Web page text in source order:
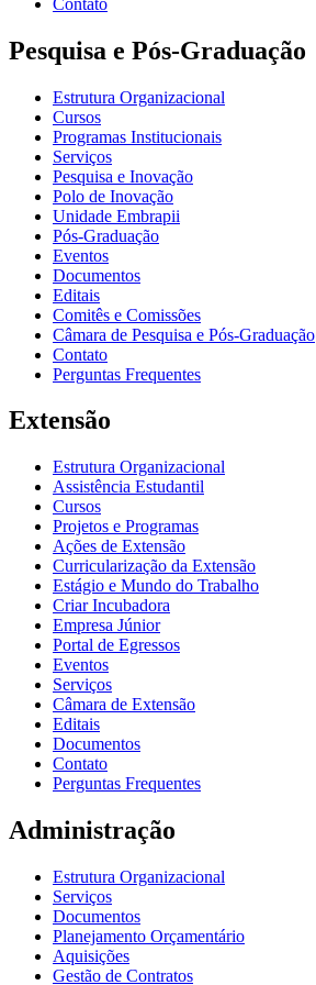
Pesquisa e Pós-Graduação
Estrutura Organizacional
Cursos
Programas Institucionais
Serviços
Pesquisa e Inovação
Polo de Inovação
Unidade Embrapii
Pós-Graduação
Eventos
Documentos
Editais
Comitês e Comissões
Câmara de Pesquisa e Pós-Graduação
Contato
Perguntas Frequentes
Extensão
Estrutura Organizacional
Assistência Estudantil
Cursos
Projetos e Programas
Ações de Extensão
Curricularização da Extensão
Estágio e Mundo do Trabalho
Criar Incubadora
Empresa Júnior
Portal de Egressos
Eventos
Serviços
Câmara de Extensão
Editais
Documentos
Contato
Perguntas Frequentes
Administração
Estrutura Organizacional
Serviços
Documentos
Planejamento Orçamentário
Aquisições
Gestão de Contratos